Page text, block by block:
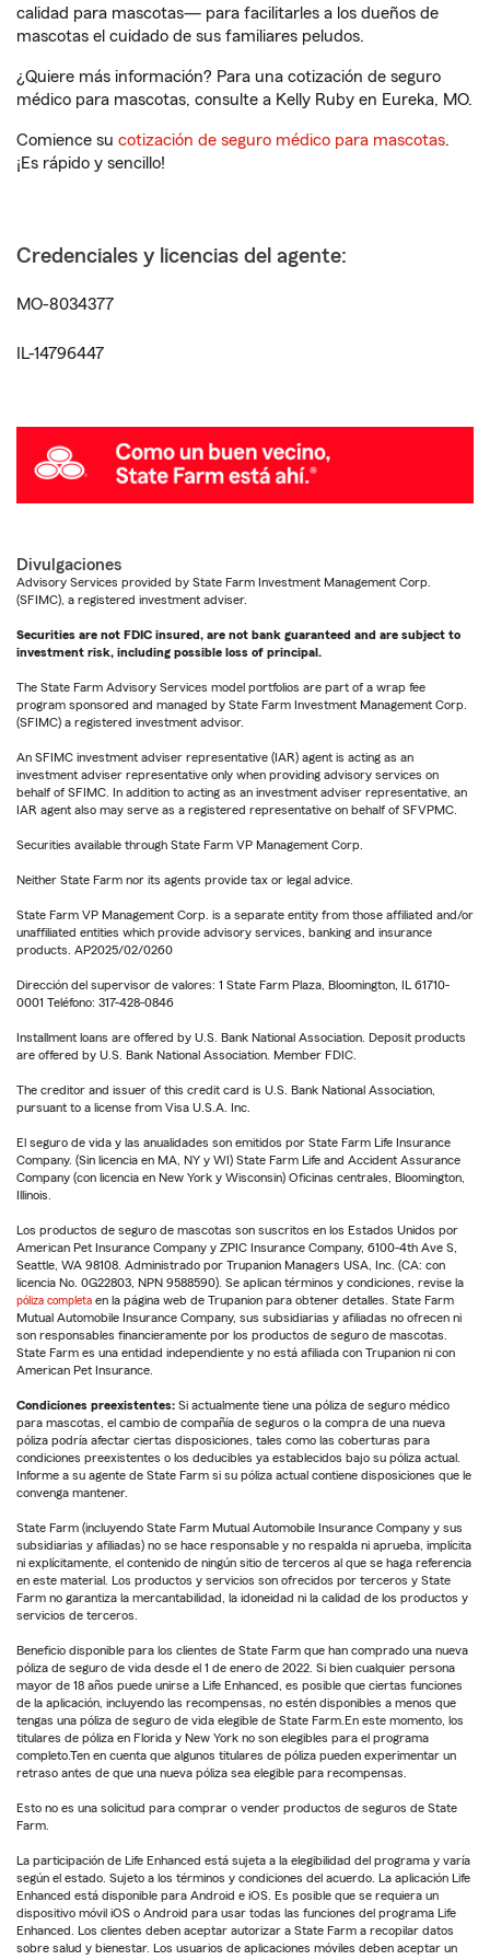
calidad para mascotas— para facilitarles a los dueños de
mascotas el cuidado de sus familiares peludos.
¿Quiere más información? Para una cotización de seguro
médico para mascotas, consulte a Kelly Ruby en Eureka, MO.
Comience su cotización de seguro médico para mascotas.
¡Es rápido y sencillo!
Credenciales y licencias del agente:
MO-8034377
IL-14796447
Divulgaciones
Advisory Services provided by State Farm Investment Management Corp.
(SFIMC), a registered investment adviser.
Securities are not FDIC insured, are not bank guaranteed and are subject to
investment risk, including possible loss of principal.
The State Farm Advisory Services model portfolios are part of a wrap fee
program sponsored and managed by State Farm Investment Management Corp.
(SFIMC) a registered investment advisor.
An SFIMC investment adviser representative (IAR) agent is acting as an
investment adviser representative only when providing advisory services on
behalf of SFIMC. In addition to acting as an investment adviser representative, an
IAR agent also may serve as a registered representative on behalf of SFVPMC.
Securities available through State Farm VP Management Corp.
Neither State Farm nor its agents provide tax or legal advice.
State Farm VP Management Corp. is a separate entity from those affiliated and/or
unaffiliated entities which provide advisory services, banking and insurance
products. AP2025/02/0260
Dirección del supervisor de valores: 1 State Farm Plaza, Bloomington, IL 61710-
0001 Teléfono: 317-428-0846
Installment loans are offered by U.S. Bank National Association. Deposit products
are offered by U.S. Bank National Association. Member FDIC.
The creditor and issuer of this credit card is U.S. Bank National Association,
pursuant to a license from Visa U.S.A. Inc.
El seguro de vida y las anualidades son emitidos por State Farm Life Insurance
Company. (Sin licencia en MA, NY y WI) State Farm Life and Accident Assurance
Company (con licencia en New York y Wisconsin) Oficinas centrales, Bloomington,
Illinois.
Los productos de seguro de mascotas son suscritos en los Estados Unidos por
American Pet Insurance Company y ZPIC Insurance Company, 6100-4th Ave S,
Seattle, WA 98108. Administrado por Trupanion Managers USA, Inc. (CA: con
licencia No. 0G22803, NPN 9588590). Se aplican términos y condiciones, revise la
póliza completa en la página web de Trupanion para obtener detalles. State Farm
Mutual Automobile Insurance Company, sus subsidiarias y afiliadas no ofrecen ni
son responsables financieramente por los productos de seguro de mascotas.
State Farm es una entidad independiente y no está afiliada con Trupanion ni con
American Pet Insurance.
Condiciones preexistentes: Si actualmente tiene una póliza de seguro médico
para mascotas, el cambio de compañía de seguros o la compra de una nueva
póliza podría afectar ciertas disposiciones, tales como las coberturas para
condiciones preexistentes o los deducibles ya establecidos bajo su póliza actual.
Informe a su agente de State Farm si su póliza actual contiene disposiciones que le
convenga mantener.
State Farm (incluyendo State Farm Mutual Automobile Insurance Company y sus
subsidiarias y afiliadas) no se hace responsable y no respalda ni aprueba, implícita
ni explícitamente, el contenido de ningún sitio de terceros al que se haga referencia
en este material. Los productos y servicios son ofrecidos por terceros y State
Farm no garantiza la mercantabilidad, la idoneidad ni la calidad de los productos y
servicios de terceros.
Beneficio disponible para los clientes de State Farm que han comprado una nueva
póliza de seguro de vida desde el 1 de enero de 2022. Si bien cualquier persona
mayor de 18 años puede unirse a Life Enhanced, es posible que ciertas funciones
de la aplicación, incluyendo las recompensas, no estén disponibles a menos que
tengas una póliza de seguro de vida elegible de State Farm.En este momento, los
titulares de póliza en Florida y New York no son elegibles para el programa
completo.Ten en cuenta que algunos titulares de póliza pueden experimentar un
retraso antes de que una nueva póliza sea elegible para recompensas.
Esto no es una solicitud para comprar o vender productos de seguros de State
Farm.
La participación de Life Enhanced está sujeta a la elegibilidad del programa y varía
según el estado. Sujeto a los términos y condiciones del acuerdo. La aplicación Life
Enhanced está disponible para Android e iOS. Es posible que se requiera un
dispositivo móvil iOS o Android para usar todas las funciones del programa Life
Enhanced. Los clientes deben aceptar autorizar a State Farm a recopilar datos
sobre salud y bienestar. Los usuarios de aplicaciones móviles deben aceptar un